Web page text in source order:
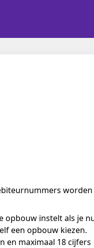
worden
opbouw instelt als je
een opbouw kiezen.
en maximaal 18 cijfers